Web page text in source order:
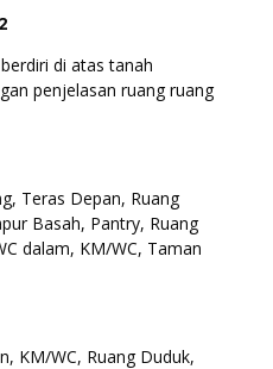
di atas tanah
penjelasan ruang ruang
Teras Depan, Ruang
Basah, Pantry, Ruang
dalam, KM/WC, Taman
KM/WC, Ruang Duduk,